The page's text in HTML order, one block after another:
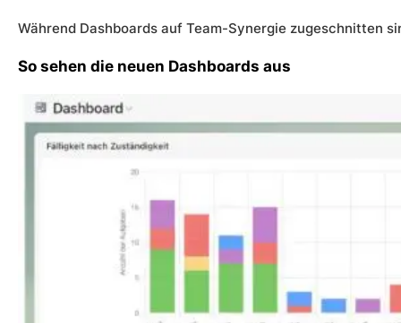
Während Dashboards auf Team-Synergie zugeschnitten
So sehen die neuen Dashboards aus